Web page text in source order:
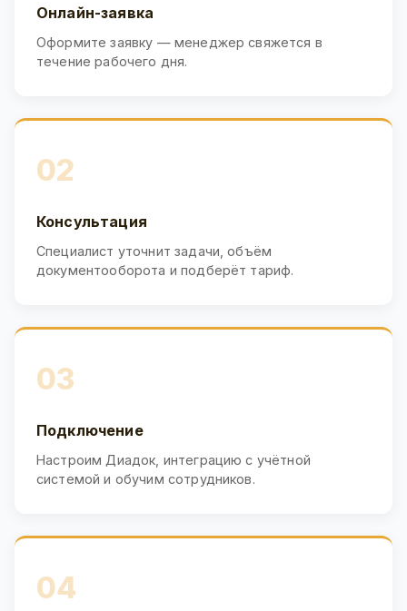
Онлайн-заявка
Оформите заявку — менеджер свяжется в
течение рабочего дня.
02
Консультация
Специалист уточнит задачи, объём
документооборота и подберёт тариф.
03
Подключение
Настроим Диадок, интеграцию с учётной
системой и обучим сотрудников.
04